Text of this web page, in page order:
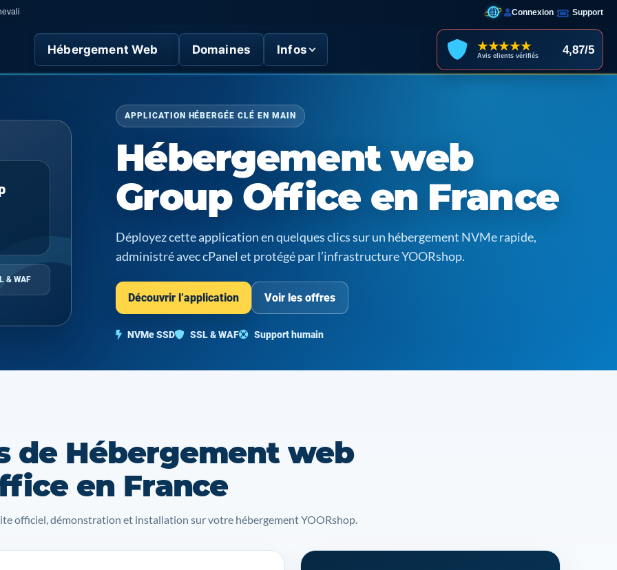
Connexion Support
Hébergement Web Domaines Infos ★★★★★
Avis clients vérifiés 4,87/5
& WAF
APPLICATION HÉBERGÉE CLÉ EN MAIN
Hébergement web
Group Office en France
Déployez cette application en quelques clics sur un hébergement NVMe rapide,
administré avec cPanel et protégé par l’infrastructure YOORshop.
Découvrir l’application Voir les offres
NVMe SSD SSL & WAF Support humain
de Hébergement web
en France
officiel, démonstration et installation sur votre hébergement YOORshop.